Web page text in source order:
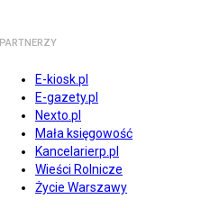
PARTNERZY
E-kiosk.pl
E-gazety.pl
Nexto.pl
Mała księgowość
Kancelarierp.pl
Wieści Rolnicze
Życie Warszawy